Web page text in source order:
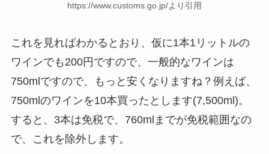
https://www.customs.go.jp/より引用
これを見ればわかるとおり、仮に1本1リットルの
ワインでも200円ですので、一般的なワインは
750mlですので、もっと安くなりますね？例えば、
750mlのワインを10本買ったとします(7,500ml)。
すると、3本は免税で、760mlまでが免税範囲なの
で、これを除外します。